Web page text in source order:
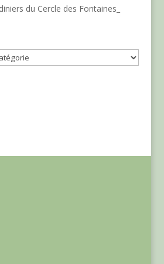
du Cercle des Fontaines_